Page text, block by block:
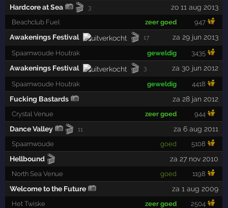
Hardcore at Sea 🎬 3 zo 11 aug 2013
Beachclub Fuel zeer goed 947
Awakenings Festival 🎬 17 za 29 jun 2013
Spaarnwoude Houtrak geweldig 3435
Awakenings Festival 🎬 3 za 30 jun 2012
Spaarnwoude Houtrak geweldig 4418
Fucking Bastards za 28 jan 2012
Crystal Venue zeer goed 944
Dance Valley 🎬 11 za 6 aug 2011
Spaarnwoude goed 5108
Hellbound 🎬 za 27 nov 2010
North Sea Venue goed 1198
Welcome to the Future za 1 aug 2009
Het Twiske zeer goed 2504